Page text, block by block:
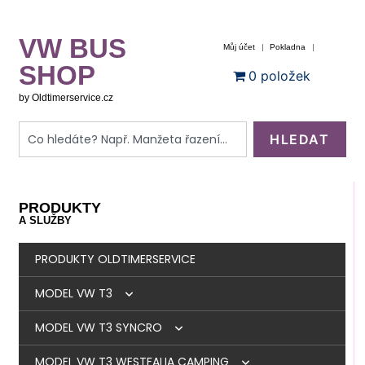
VW BUS
SHOP
by Oldtimerservice.cz
Můj účet Pokladna
0 položek
HLEDAT
PRODUKTY
A SLUŽBY
PRODUKTY OLDTIMERSERVICE
MODEL VW T3
BRZDY
MODEL VW T3 SYNCRO